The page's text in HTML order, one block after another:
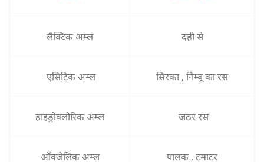
लैक्टिक अम्ल दही से
एसिटिक अम्ल सिरका , निम्बू का रस
हाइड्रोक्लोरिक अम्ल जठर रस
ऑक्जेलिक अम्ल पालक , टमाटर